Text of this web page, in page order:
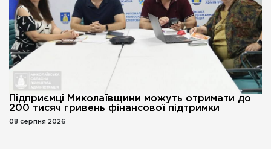
Підприємці Миколаївщини можуть отримати до
200 тисяч гривень фінансової підтримки
08 серпня 2026